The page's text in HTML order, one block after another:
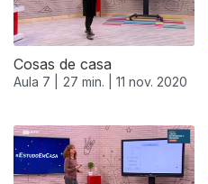
Cosas de casa
Aula 7 | 27 min. | 11 nov. 2020